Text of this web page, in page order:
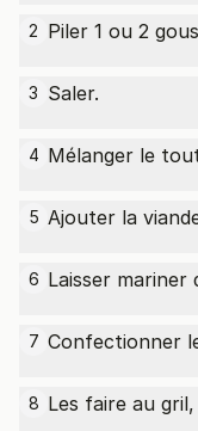
2 Piler 1 ou 2
3 Saler.
4 Mélanger le
5 Ajouter la
6 Laisser mariner
7 Confectionner
8 Les faire au